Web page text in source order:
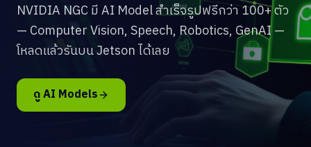
NVIDIA NGC มี AI Model สำเร็จรูปฟรีกว่า 100+ ตัว
— Computer Vision, Speech, Robotics, GenAI —
โหลดแล้วรันบน Jetson ได้เลย
ดู AI Models